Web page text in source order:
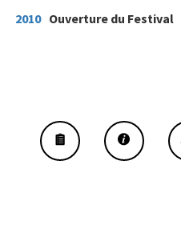
2010 Ouverture du Festival